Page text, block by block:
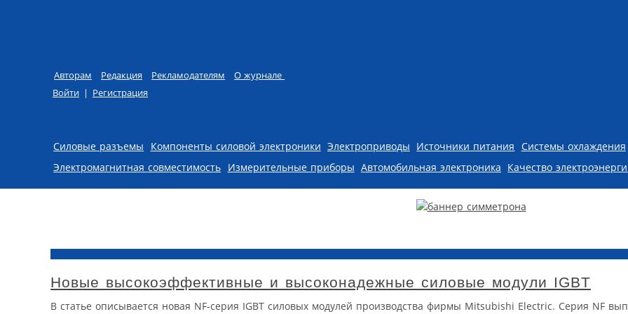
Авторам Редакция Рекламодателям
О журнале
Войти | Регистрация
Skip to content
Силовые разъемы Компоненты силовой электроники Электроприводы Источники питания Системы охлаждения
Электромагнитная совместимость Измерительные приборы Автомобильная электроника Качество
Новые высокоэффективные и высоконадежные силовые модули IGBT
В статье описывается новая NF-серия IGBT силовых модулей производства фирмы Mitsubishi Electric. Серия NF